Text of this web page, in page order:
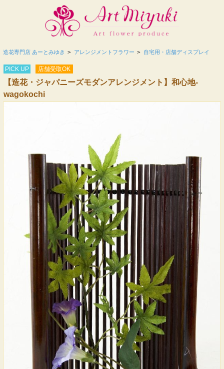
造花専門店 あーとみゆき > アレンジメントフラワー > 自宅用・店舗ディスプレイ
PICK UP 店舗受取OK
【造花・ジャパニーズモダンアレンジメント】和心地-
wagokochi